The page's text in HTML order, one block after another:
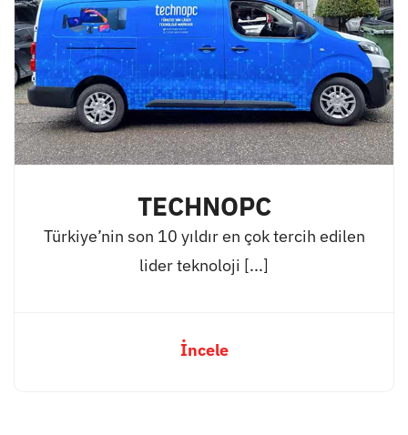
TECHNOPC
Türkiye’nin son 10 yıldır en çok tercih edilen
lider teknoloji [...]
İncele